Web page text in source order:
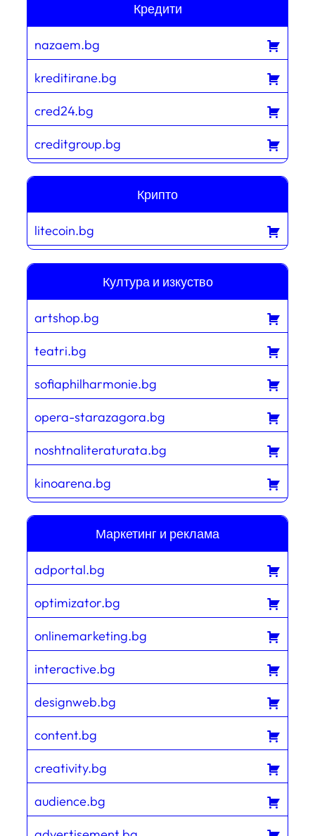
Кредити
nazaem.bg
kreditirane.bg
cred24.bg
creditgroup.bg
Крипто
litecoin.bg
Култура и изкуство
artshop.bg
teatri.bg
sofiaphilharmonie.bg
opera-starazagora.bg
noshtnaliteraturata.bg
kinoarena.bg
Маркетинг и реклама
adportal.bg
optimizator.bg
onlinemarketing.bg
interactive.bg
designweb.bg
content.bg
creativity.bg
audience.bg